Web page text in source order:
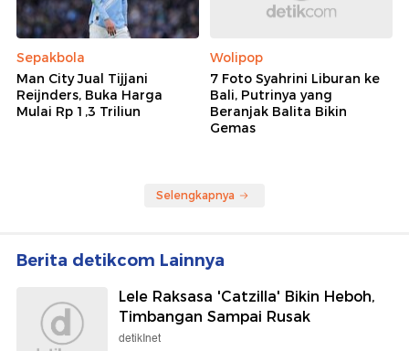
Sepakbola
Man City Jual Tijjani
Reijnders, Buka Harga
Mulai Rp 1,3 Triliun
Wolipop
7 Foto Syahrini Liburan ke
Bali, Putrinya yang
Beranjak Balita Bikin
Gemas
Selengkapnya
Berita detikcom Lainnya
Lele Raksasa 'Catzilla' Bikin Heboh,
Timbangan Sampai Rusak
detikInet